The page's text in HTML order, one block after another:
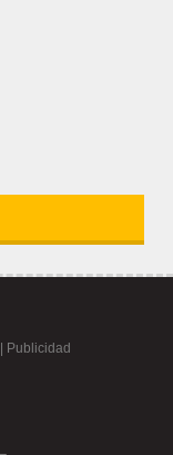
Publicidad